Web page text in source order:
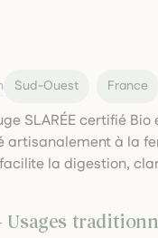
Sud-Ouest France
SLARÉE certifié Bio
artisanalement à la
la digestion,
Usages